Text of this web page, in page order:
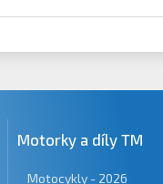
Motorky a díly TM
Motocykly - 2026